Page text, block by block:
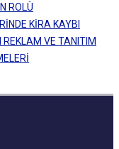
ROLÜ
KİRA KAYBI
REKLAM VE TANITIM